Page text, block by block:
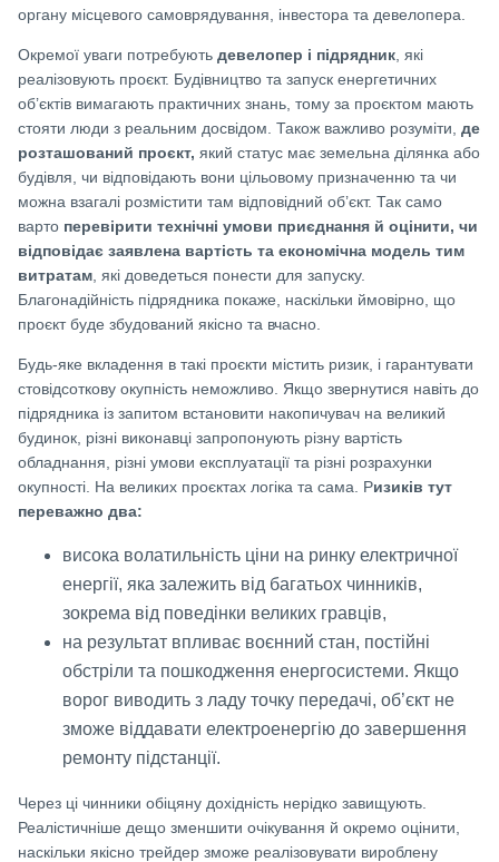
органу місцевого самоврядування, інвестора та девелопера.
Окремої уваги потребують девелопер і підрядник , які
реалізовують проєкт. Будівництво та запуск енергетичних
об’єктів вимагають практичних знань, тому за проєктом мають
стояти люди з реальним досвідом. Також важливо розуміти, де
розташований проєкт, який статус має земельна ділянка або
будівля, чи відповідають вони цільовому призначенню та чи
можна взагалі розмістити там відповідний об’єкт. Так само
варто перевірити технічні умови приєднання й оцінити, чи
відповідає заявлена вартість та економічна модель тим
витратам , які доведеться понести для запуску.
Благонадійність підрядника покаже, наскільки ймовірно, що
проєкт буде збудований якісно та вчасно.
Будь-яке вкладення в такі проєкти містить ризик, і гарантувати
стовідсоткову окупність неможливо. Якщо звернутися навіть до
підрядника із запитом встановити накопичувач на великий
будинок, різні виконавці запропонують різну вартість
обладнання, різні умови експлуатації та різні розрахунки
окупності. На великих проєктах логіка та сама. Ризиків тут
переважно два:
висока волатильність ціни на ринку електричної
енергії, яка залежить від багатьох чинників,
зокрема від поведінки великих гравців,
на результат впливає воєнний стан, постійні
обстріли та пошкодження енергосистеми. Якщо
ворог виводить з ладу точку передачі, об’єкт не
зможе віддавати електроенергію до завершення
ремонту підстанції.
Через ці чинники обіцяну дохідність нерідко завищують.
Реалістичніше дещо зменшити очікування й окремо оцінити,
наскільки якісно трейдер зможе реалізовувати вироблену